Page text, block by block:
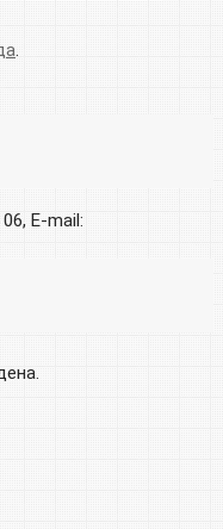
.
E-mail: